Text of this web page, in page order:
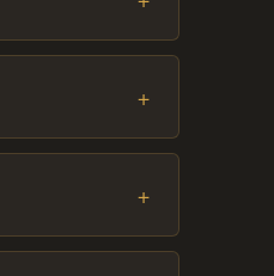
+
+